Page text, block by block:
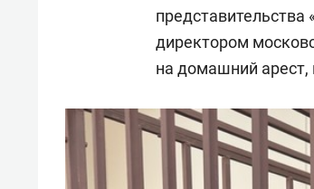
представительства
директором
на домашний арест,
Рекомендуем
Как ГК «МИР ГРУПП» и ВТБ
создают оазис жилого
комфорта под Казанью